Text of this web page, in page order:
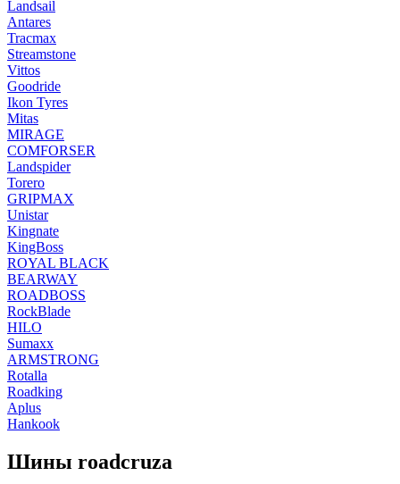
Landsail
Antares
Tracmax
Streamstone
Vittos
Goodride
Ikon Tyres
Mitas
MIRAGE
COMFORSER
Landspider
Torero
GRIPMAX
Unistar
Kingnate
KingBoss
ROYAL BLACK
BEARWAY
ROADBOSS
RockBlade
HILO
Sumaxx
ARMSTRONG
Rotalla
Roadking
Aplus
Hankook
Шины roadcruza